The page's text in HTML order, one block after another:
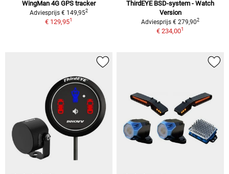
WingMan 4G GPS tracker
Adviesprijs € 149,952
€ 129,951
ThirdEYE BSD-system - Watch
Version
Adviesprijs € 279,902
€ 234,001